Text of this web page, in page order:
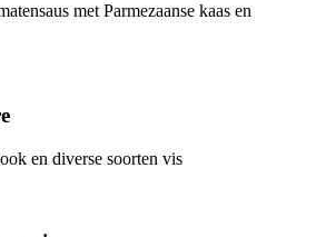
met Parmezaanse kaas en
en diverse soorten vis